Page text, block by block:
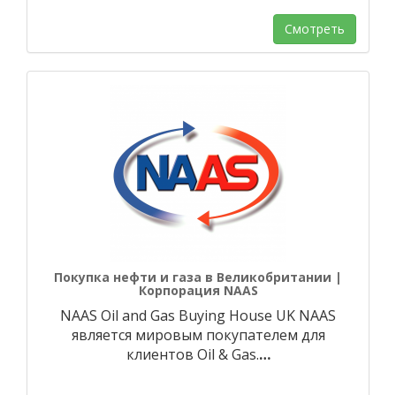
Смотреть
Покупка нефти и газа в Великобритании |
Корпорация NAAS
NAAS Oil and Gas Buying House UK NAAS
является мировым покупателем для
клиентов Oil & Gas.…